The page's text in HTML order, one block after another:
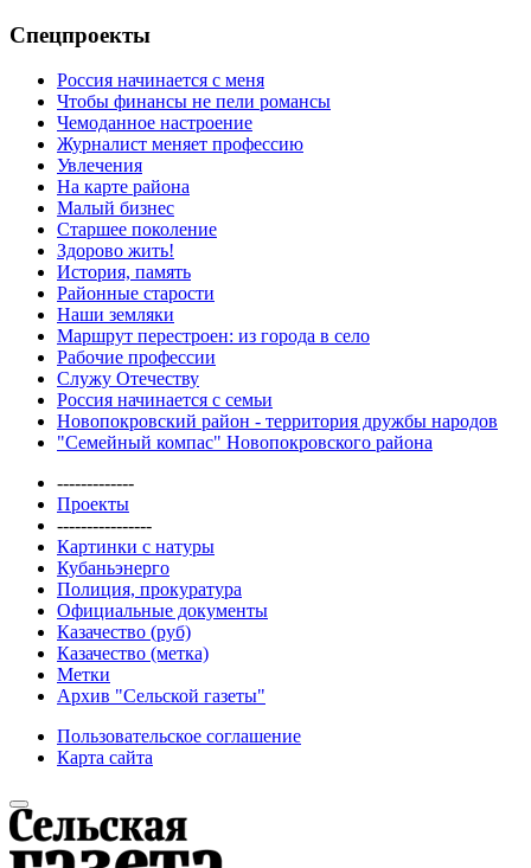
Спецпроекты
Россия начинается с меня
Чтобы финансы не пели романсы
Чемоданное настроение
Журналист меняет профессию
Увлечения
На карте района
Малый бизнес
Старшее поколение
Здорово жить!
История, память
Районные старости
Наши земляки
Маршрут перестроен: из города в село
Рабочие профессии
Служу Отечеству
Россия начинается с семьи
Новопокровский район - территория дружбы народов
"Семейный компас" Новопокровского района
-------------
Проекты
----------------
Картинки с натуры
Кубаньэнерго
Полиция, прокуратура
Официальные документы
Казачество (руб)
Казачество (метка)
Метки
Архив "Сельской газеты"
Пользовательское соглашение
Карта сайта